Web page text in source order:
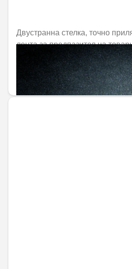
Двустранна стелка, точно
лента за предпазител на
Не е налично онлайн
154,69 € / 302,55 лв.